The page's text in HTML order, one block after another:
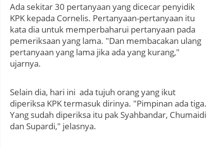
Ada sekitar 30 pertanyaan yang dicecar penyidik
KPK kepada Cornelis. Pertanyaan-pertanyaan itu
kata dia untuk memperbaharui pertanyaan pada
pemeriksaan yang lama. "Dan membacakan ulang
pertanyaan yang lama jika ada yang kurang,"
ujarnya.
Selain dia, hari ini ada tujuh orang yang ikut
diperiksa KPK termasuk dirinya. "Pimpinan ada tiga.
Yang sudah diperiksa itu pak Syahbandar, Chumaidi
dan Supardi," jelasnya.